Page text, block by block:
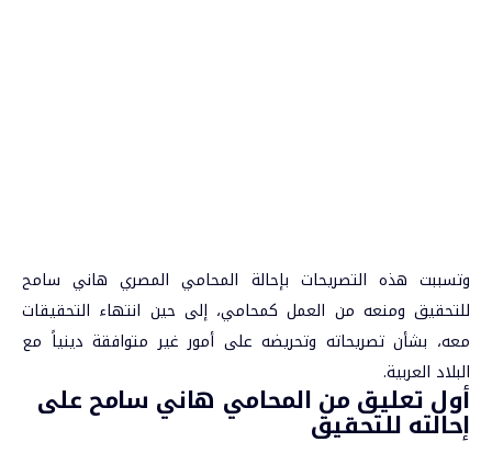
وتسببت هذه التصريحات بإحالة المحامي المصري هاني سامح
للتحقيق ومنعه من العمل كمحامي، إلى حين انتهاء التحقيقات
معه، بشأن تصريحاته وتحريضه على أمور غير متوافقة دينياً مع
البلاد العربية.
أول تعليق من المحامي هاني سامح على
إحالته للتحقيق